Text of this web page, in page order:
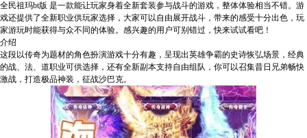
全民祖玛bt版 是一款能让玩家身着全新套装参与战斗的游戏，整体体验相当不错。游
戏还提供了全新职业供玩家选择，大家可以自由展开战斗，带来的感受十分出色，玩
家游玩时能获得与众不同的体验。感兴趣的用户可别错过，快来试试看吧！
介绍
这段以传奇为题材的角色扮演游戏十分有趣，呈现出英雄争霸的史诗恢弘场景，经典
的战、法、道职业可供选择，还有全新副本支持自由组队，你可以召集昔日兄弟畅快
激战，打造极品神装，征战沙巴克。